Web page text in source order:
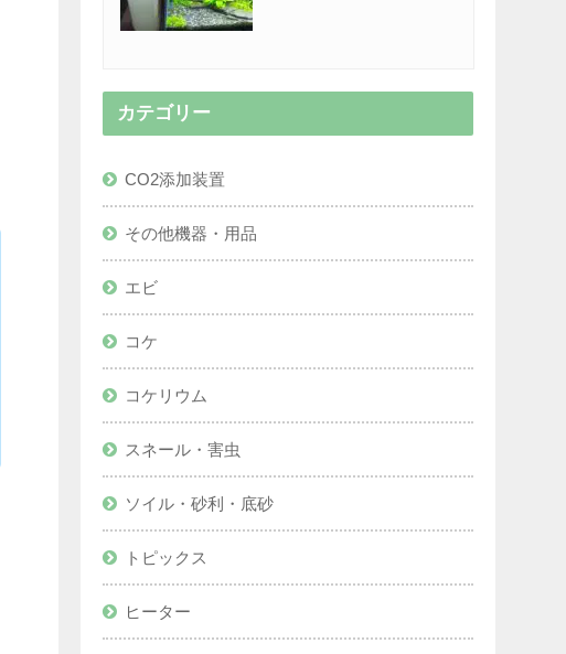
カテゴリー
CO2添加装置
その他機器・用品
エビ
コケ
コケリウム
スネール・害虫
ソイル・砂利・底砂
トピックス
ヒーター